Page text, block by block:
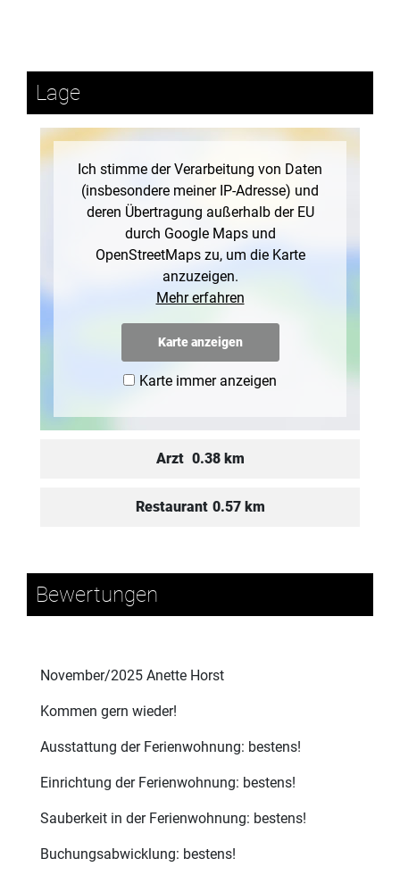
Lage
Ich stimme der Verarbeitung von Daten
(insbesondere meiner IP-Adresse) und
deren Übertragung außerhalb der EU
durch Google Maps und
OpenStreetMaps zu, um die Karte
anzuzeigen.
Mehr erfahren
Karte anzeigen
Karte immer anzeigen
Arzt 0.38 km
Restaurant 0.57 km
Bewertungen
November/2025 Anette Horst
Kommen gern wieder!
Ausstattung der Ferienwohnung: bestens!
Einrichtung der Ferienwohnung: bestens!
Sauberkeit in der Ferienwohnung: bestens!
Buchungsabwicklung: bestens!